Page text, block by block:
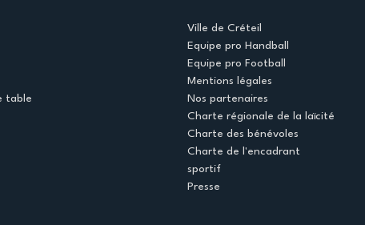
table
Ville de Créteil
Equipe pro Handball
Equipe pro Football
Mentions légales
Nos partenaires
Charte régionale de la laïcité
Charte des bénévoles
Charte de l'encadrant
sportif
Presse